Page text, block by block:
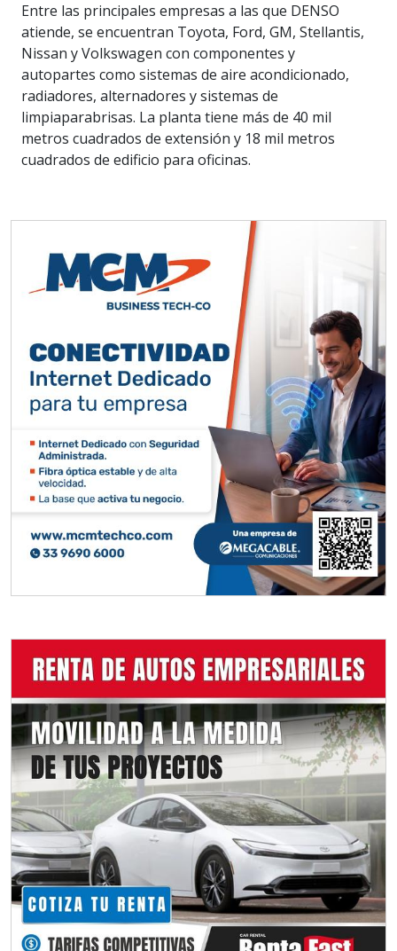
Entre las principales empresas a las que DENSO
atiende, se encuentran Toyota, Ford, GM, Stellantis,
Nissan y Volkswagen con componentes y
autopartes como sistemas de aire acondicionado,
radiadores, alternadores y sistemas de
limpiaparabrisas. La planta tiene más de 40 mil
metros cuadrados de extensión y 18 mil metros
cuadrados de edificio para oficinas.